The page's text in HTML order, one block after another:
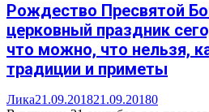
Рождество Пресвятой
церковный праздник
что можно, что нельзя,
традиции и приметы
Лика21.09.201821.09.20180